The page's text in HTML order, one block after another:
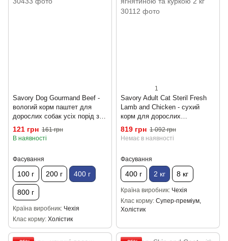
Savory Dog Gourmand Beef -
вологий корм паштет для
дорослих собак усіх порід з
яловичиною 400 г
121 грн 161 грн
В наявності
Фасування
100 г 200 г 400 г
800 г
Країна виробник Чехія
Клас корму Холістик
1
Savory Adult Cat Steril Fresh
Lamb and Chicken - сухий
корм для дорослих
стерилізованих котів з
ягнятиною та куркою 2 кг
819 грн 1 092 грн
Немає в наявності
Фасування
400 г 2 кг 8 кг
Країна виробник Чехія
Клас корму Супер-преміум,
Холістик